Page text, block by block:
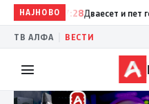
НАЈНОВО
07:28Дваесет и пет
ТВ АЛФА ВЕСТИ